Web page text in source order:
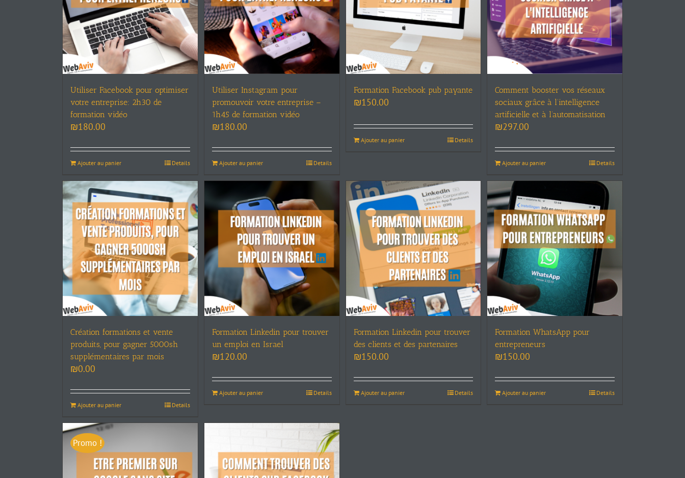
Utiliser Facebook pour optimiser
votre entreprise: 2h30 de
formation vidéo
₪180.00
Ajouter au panier Details
Utiliser Instagram pour
promouvoir votre entreprise –
1h45 de formation vidéo
₪180.00
Ajouter au panier Details
Formation Facebook pub payante
₪150.00
Ajouter au panier Details
Comment booster vos réseaux
sociaux grâce à l’intelligence
artificielle et à l’automatisation
₪297.00
Ajouter au panier Details
Création formations et vente
produits, pour gagner 5000sh
supplémentaires par mois
₪0.00
Ajouter au panier Details
Formation Linkedin pour trouver
un emploi en Israel
₪120.00
Ajouter au panier Details
Formation Linkedin pour trouver
des clients et des partenaires
₪150.00
Ajouter au panier Details
Formation WhatsApp pour
entrepreneurs
₪150.00
Ajouter au panier Details
Promo !